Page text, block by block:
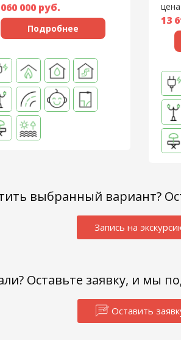
000 руб.
Подробнее
цена:
13
выбранный вариант?
Запись на
Оставьте заявку, и мы
Оставить